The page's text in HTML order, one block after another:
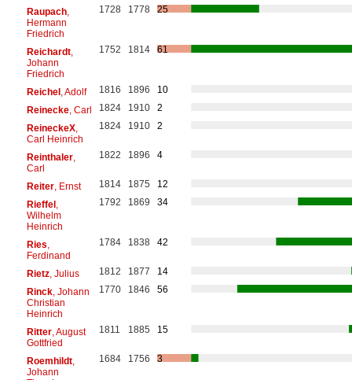
Raupach,
Hermann
Friedrich
1728 1778 25
Reichardt,
Johann
Friedrich
1752 1814 61
Reichel, Adolf 1816 1896
10
Reinecke, Carl 1824 1910
2
ReineckeX,
Carl Heinrich
1824 1910 2
Reinthaler,
Carl
1822 1896 4
Reiter, Ernst 1814 1875
12
Rieffel,
Wilhelm
Heinrich
1792 1869 34
Ries
Ferdinand
1784 1838 42
Rietz, Julius 1812 1877
14
Rinck, Johann
Christian
Heinrich
1770 1846 56
Ritter, August
Gottfried
1811 1885 15
Roemhildt,
Johann
1684 1756 3